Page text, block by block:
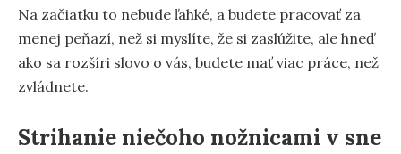
Na začiatku to nebude ľahké, a budete pracovať za
menej peňazí, než si myslíte, že si zaslúžite, ale hneď
ako sa rozšíri slovo o vás, budete mať viac práce, než
zvládnete.
Strihanie niečoho nožnicami v sne